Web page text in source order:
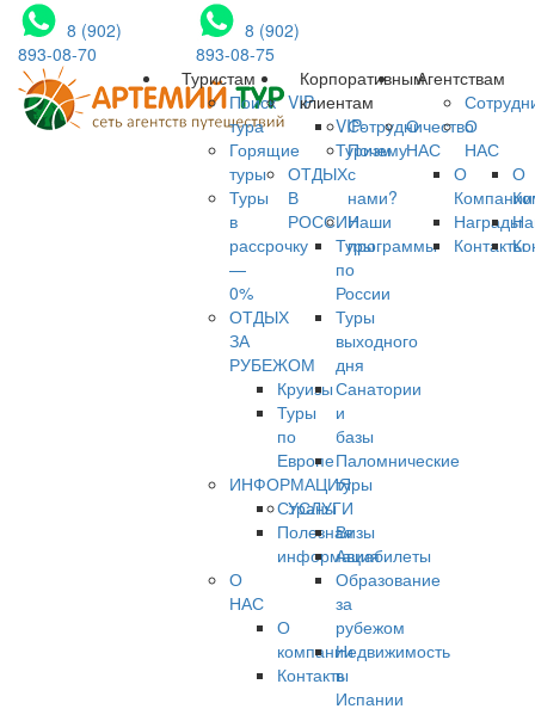
8 (902)
893-08-70
8 (902)
893-08-75
Туристам
Поиск
тура
Горящие
туры
Туры
в
рассрочку
—
0%
ОТДЫХ
ЗА
РУБЕЖОМ
Круизы
Туры
по
Европе
ИНФОРМАЦИЯ
Страны
Полезная
информация
О
НАС
О
компании
Контакты
VIP
VIP-
Туризм
ОТДЫХ
В
РОССИИ
Туры
по
России
Туры
выходного
дня
Санатории
и
базы
Паломнические
туры
УСЛУГИ
Визы
Авиабилеты
Образование
за
рубежом
Недвижимость
в
Испании
Корпоративным
клиентам
Сотрудничество
Почему
с
нами?
Наши
программы
О
НАС
О
Компании
Награды
Контакты
Агентствам
О
НАС
О